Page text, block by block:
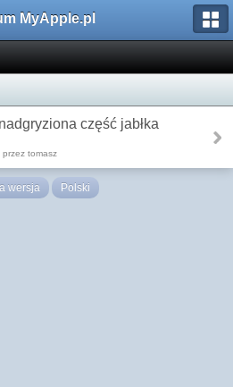
MyApple.pl
część jabłka
przez tomasz
wersja Polski